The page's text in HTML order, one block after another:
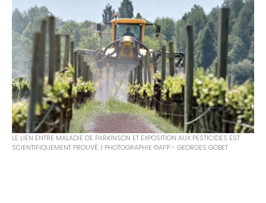
LE LIEN ENTRE MALADIE DE PARKINSON ET EXPOSITION AUX PESTICIDES EST
SCIENTIFIQUEMENT PROUVÉ. | PHOTOGRAPHIE ©AFP - GEORGES GOBET